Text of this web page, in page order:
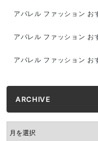
アパレル ファッション お
アパレル ファッション お
アパレル ファッション お
ARCHIVE
ARCHIVE